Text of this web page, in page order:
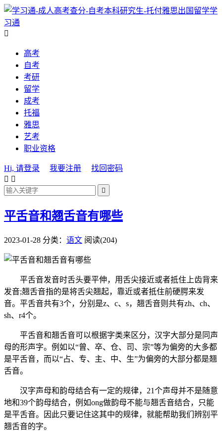
学
习通

高考
自考
考研
留学
成考
托福
雅思
艺考
职业资格
Hi, 请登录 我要注册
找回密码
 

平舌音和翘舌音有哪些
2023-01-28 分类： 语文 阅读(204)
平舌音发音时舌头要平伸，用舌尖接近或者抵住上齿背来
发音;翘舌音指的是将舌尖翘起，靠近或者抵住前硬腭来发
音。平舌音共有3个，分别是z、c、s，翘舌音则共有zh、ch、
sh、r4个。
平舌音和翘舌音可以根据字类来区分，汉字大部分是同声
母的形声字。例如以“曾、卒、仓、司、宗”等为偏旁的大多都
是平舌音，而以“占、专、主、中、生”为偏旁的大部分都是翘
舌音。
汉字声母和韵母结合有一定的规律，21个声母并不是随意
地和39个韵母结合，例如ong做韵母不能与翘舌音结合，只能
是平舌音。因此只要记住这其中的规律，就能帮助我们辨别平
翘舌音的字。